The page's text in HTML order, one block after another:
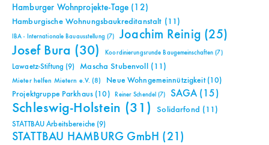
Hamburger Wohnprojekte-Tage (12)
Hamburgische Wohnungsbaukreditanstalt (11)
IBA - Internationale Bauausstellung (7) Joachim Reinig (25)
Josef Bura (30) Koordinierungsrunde Baugemeinschaften (7)
Lawaetz-Stiftung (9) Mascha Stubenvoll (11)
Mieter helfen Mietern e.V. (8) Neue Wohngemeinnützigkeit(10)
Projektgruppe Parkhaus (10) Reiner Schendel (7) SAGA(15)
Schleswig-Holstein (31) Solidarfond (11)
STATTBAU Arbeitsbereiche (9)
STATTBAU HAMBURG GmbH (21)